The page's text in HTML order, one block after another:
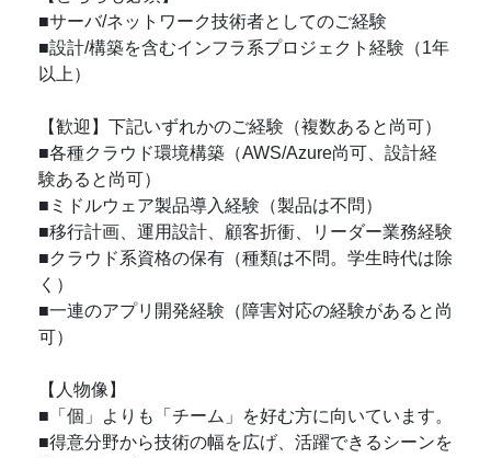
■サーバ/ネットワーク技術者としてのご経験
■設計/構築を含むインフラ系プロジェクト経験（1年
以上）
【歓迎】下記いずれかのご経験（複数あると尚可）
■各種クラウド環境構築（AWS/Azure尚可、設計経
験あると尚可）
■ミドルウェア製品導入経験（製品は不問）
■移行計画、運用設計、顧客折衝、リーダー業務経験
■クラウド系資格の保有（種類は不問。学生時代は除
く）
■一連のアプリ開発経験（障害対応の経験があると尚
可）
【人物像】
■「個」よりも「チーム」を好む方に向いています。
■得意分野から技術の幅を広げ、活躍できるシーンを